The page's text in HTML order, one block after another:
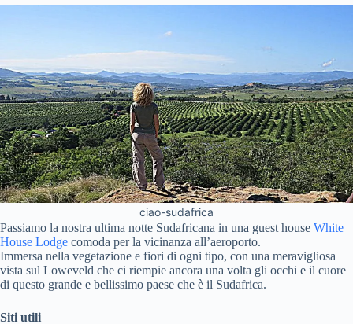
ciao-sudafrica
Passiamo la nostra ultima notte Sudafricana in una guest house White
House Lodge comoda per la vicinanza all’aeroporto.
Immersa nella vegetazione e fiori di ogni tipo, con una meravigliosa
vista sul Loweveld che ci riempie ancora una volta gli occhi e il cuore
di questo grande e bellissimo paese che è il Sudafrica.
Siti utili